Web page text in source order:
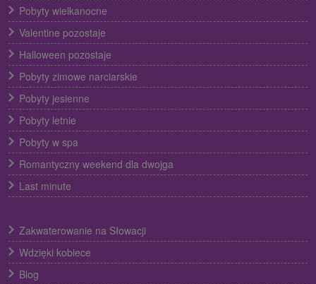
Pobyty wielkanocne
Valentine pozostaje
Halloween pozostaje
Pobyty zimowe narciarskie
Pobyty jesienne
Pobyty letnie
Pobyty w spa
Romantyczny weekend dla dwojga
Last minute
Zakwaterowanie na Słowacji
Wdzięki kobiece
Blog